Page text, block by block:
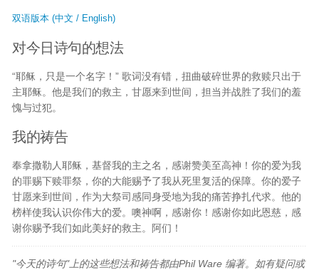
双语版本 (中文 / English)
对今日诗句的想法
“耶稣，只是一个名字！” 歌词没有错，扭曲破碎世界的救赎只出于
主耶稣。他是我们的救主，甘愿来到世间，担当并战胜了我们的羞
愧与过犯。
我的祷告
奉拿撒勒人耶稣，基督我的主之名，感谢赞美至高神！你的爱为我
的罪赐下赎罪祭，你的大能赐予了我从死里复活的保障。你的爱子
甘愿来到世间，作为大祭司感同身受地为我的痛苦挣扎代求。他的
榜样使我认识你伟大的爱。噢神啊，感谢你！感谢你如此恩慈，感
谢你赐予我们如此美好的救主。阿们！
"今天的诗句"上的这些想法和祷告都由Phil Ware 编著。如有疑问或